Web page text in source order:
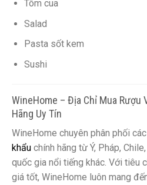
Tôm cua
Salad
Pasta sốt kem
Sushi
WineHome – Địa Chỉ Mua Rượu
Hãng Uy Tín
WineHome chuyên phân phối
khẩu chính hãng từ Ý, Pháp,
quốc gia nổi tiếng khác. Với tiêu
giá tốt, WineHome luôn mang